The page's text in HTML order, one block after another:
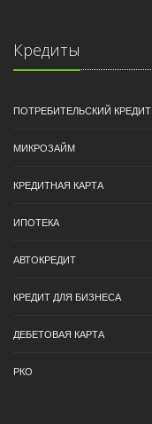
Кредиты
ПОТРЕБИТЕЛЬСКИЙ КРЕДИТ
МИКРОЗАЙМ
КРЕДИТНАЯ КАРТА
ИПОТЕКА
АВТОКРЕДИТ
КРЕДИТ ДЛЯ БИЗНЕСА
ДЕБЕТОВАЯ КАРТА
РКО